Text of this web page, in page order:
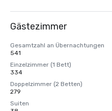
Gästezimmer
Gesamtzahl an Übernachtungen
541
Einzelzimmer (1 Bett)
334
Doppelzimmer (2 Betten)
279
Suiten